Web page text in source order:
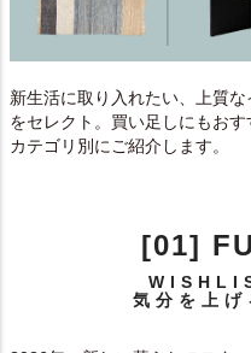
新生活に取り入れたい、上質
をセレクト。買い足しにもおす
カテゴリ別にご紹介します。
[01]
気分を上げ